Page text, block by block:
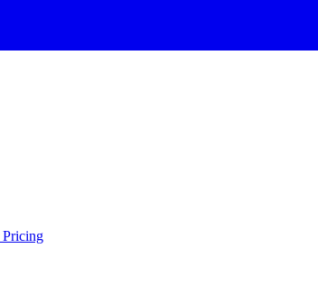
Pricing